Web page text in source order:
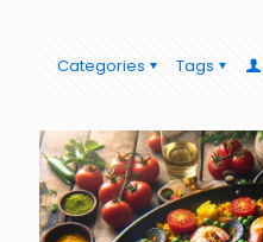
Categories Tags